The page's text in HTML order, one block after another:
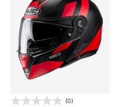
(0)